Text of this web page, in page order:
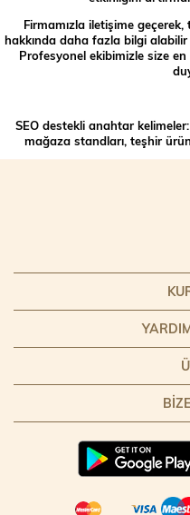
Firmamızla iletişime
hakkında daha fazla bilgi
Profesyonel ekibimizle size
SEO destekli anahtar
mağaza standları, teşhir